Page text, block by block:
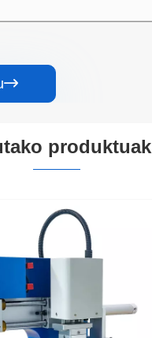

produktuak